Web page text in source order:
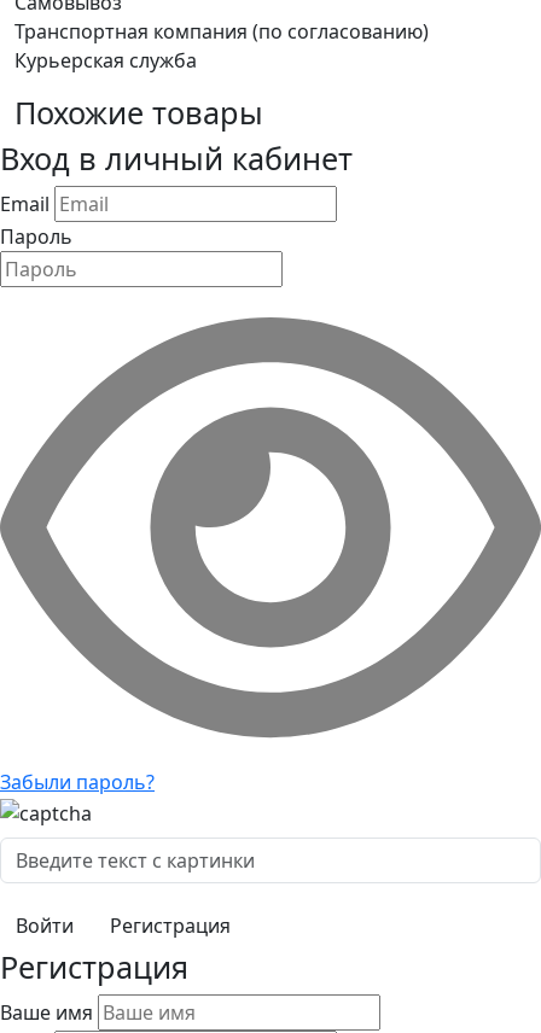
Транспортная компания (по согласованию)
Курьерская служба
Похожие товары
Вход в личный кабинет
Email
Пароль
Забыли пароль?
Регистрация
Регистрация
Ваше имя